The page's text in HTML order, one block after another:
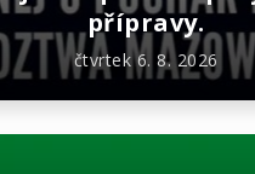
přípravy.
čtvrtek 6. 8. 2026